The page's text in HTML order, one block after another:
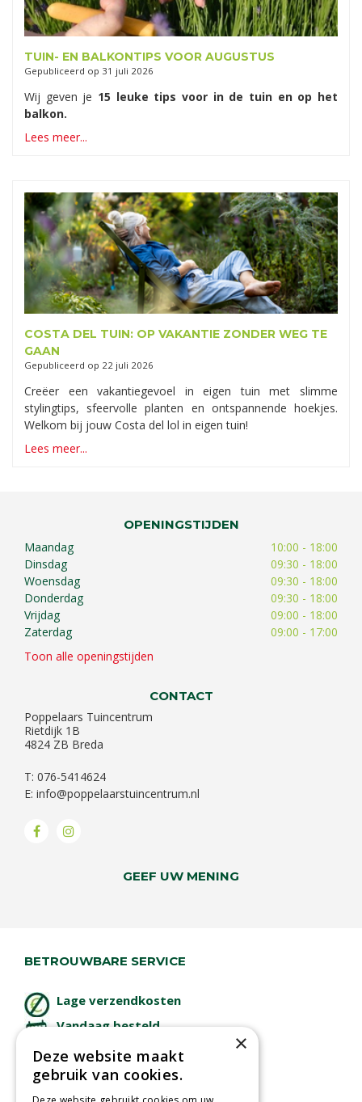
TUIN- EN BALKONTIPS VOOR AUGUSTUS
Gepubliceerd op 31 juli 2026
Wij geven je 15 leuke tips voor in de tuin en op het
balkon.
Lees meer...
COSTA DEL TUIN: OP VAKANTIE ZONDER WEG TE
GAAN
Gepubliceerd op 22 juli 2026
Creëer een vakantiegevoel in eigen tuin met slimme
stylingtips, sfeervolle planten en ontspannende hoekjes.
Welkom bij jouw Costa del lol in eigen tuin!
Lees meer...
OPENINGSTIJDEN
Maandag
10:00 - 18:00
Dinsdag
09:30 - 18:00
Woensdag
09:30 - 18:00
Donderdag
09:30 - 18:00
Vrijdag
09:00 - 18:00
Zaterdag
09:00 - 17:00
Toon alle openingstijden
CONTACT
Poppelaars Tuincentrum
Rietdijk 1B
4824 ZB Breda
T: 076-5414624
E: info@poppelaarstuincentrum.nl
GEEF UW MENING
BETROUWBARE SERVICE
Lage verzendkosten
Vandaag besteld
Afhalen in tuincentrum
Betaal veilig
×
Deze website maakt
gebruik van cookies.